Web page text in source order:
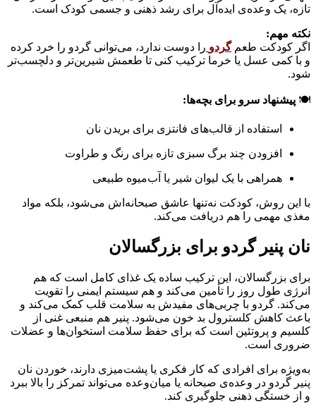
تازه، یک وعده‌ی ایده‌آل برای رشد ذهنی و جسمی کودک است.
نکته مهم:
اگر کودکت طعمگردو را دوست ندارد، می‌توانی گردو را خرد کرده
و با کمی عسل یا خرما ترکیب کنی تا طعمش شیرین‌تر و دلچسب‌تر
شود.
🍽 پیشنهاد سرو برای بچه‌ها:
استفاده از قالب‌های فانتزی برای بریدن نان
افزودن چند برگ سبزی تازه برای رنگ و طراوت
همراهی با یک لیوان شیر یا آب‌میوه طبیعی
با این روش، کودکت نه‌تنها عاشق صبحانه‌اش می‌شود، بلکه مواد
مغذی مهمی را هم دریافت می‌کند.
نان پنیر گردو برای بزرگسالان
برای بزرگسالان، این ترکیب ساده یک غذای کامل است که هم
انرژی طول روز را تأمین می‌کند و هم سیستم ایمنی را تقویت
می‌کند. گردو با چربی‌های مفیدش به سلامت قلب کمک می‌کند و
باعث کاهش کلسترول بد خون می‌شود. پنیر هم منبعی غنی از
کلسیم و پروتئین است که برای حفظ سلامت استخوان‌ها و عضلات
ضروری است.
به‌ویژه برای افرادی که کار فکری یا پشت‌میزی دارند، خوردن نان
پنیر گردو در وعده‌ی صبحانه یا میان‌وعده می‌تواند تمرکز را بالا ببرد
و از خستگی ذهنی جلوگیری کند.